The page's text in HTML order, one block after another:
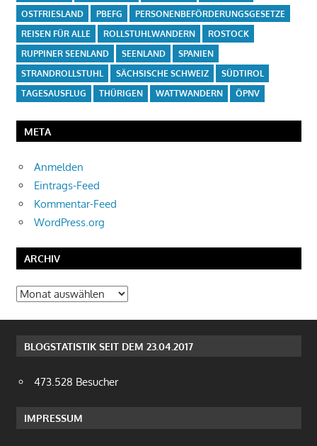
OSTFRIESLAND
PBEFG
PERSONENBEFÖRDERUNGSGESETZE
REISEN FÜR ALLE
ROLLSTUHLWANDERN
ROSTOCK
RUPPINER SEENLAND
SEENLAND
SPANIEN
STRANDROLLSTUHL
SÄCHSISCHE SCHWEIZ
SÜDTIROL
TAGESAUSFLUG
THÜRIGEN WATTWANDERN ÖPNV
META
Anmelden
Eintrags-Feed
Kommentar-Feed
WordPress.org
ARCHIV
Archiv
BLOGSTATISTIK SEIT DEM 23.04.2017
473.528 Besucher
IMPRESSUM